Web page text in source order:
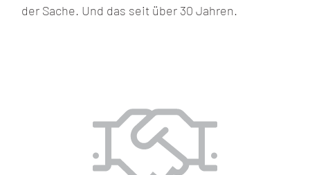
der Sache. Und das seit über 30 Jahren.